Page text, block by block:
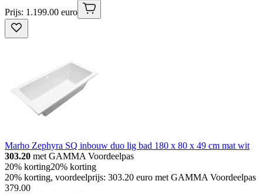
Prijs: 1.199.00 euro
Marho Zephyra SQ inbouw duo lig bad 180 x 80 x 49 cm mat wit
303.20 met GAMMA Voordeelpas
20% korting20% korting
20% korting, voordeelprijs: 303.20 euro met GAMMA Voordeelpas
379.00